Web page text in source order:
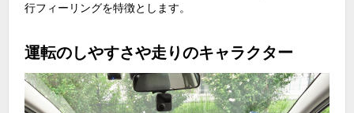
行フィーリングを特徴とします。
運転のしやすさや走りのキャラクター